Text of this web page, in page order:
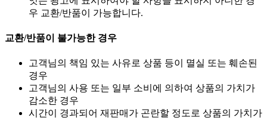
우 교환/반품이 가능합니다.
교환/반품이 불가능한 경우
고객님의 책임 있는 사유로 상품 등이 멸실 또는 훼손된
경우
고객님의 사용 또는 일부 소비에 의하여 상품의 가치가
감소한 경우
시간이 경과되어 재판매가 곤란할 정도로 상품의 가치가